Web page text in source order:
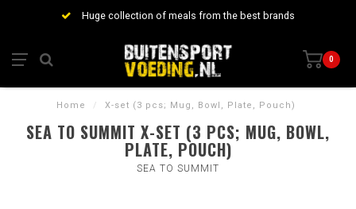
Huge collection of meals from the best brands
0
Home / X-set (3 pcs; Mug, Bowl, Plate, Pouch)
SEA TO SUMMIT X-SET (3 PCS; MUG, BOWL,
PLATE, POUCH)
SEA TO SUMMIT